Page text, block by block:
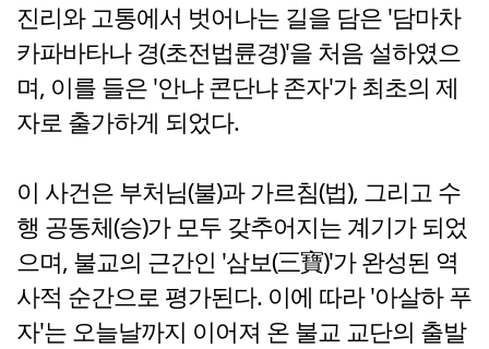
진리와 고통에서 벗어나는 길을 담은 '담마차
카파바타나 경(초전법륜경)'을 처음 설하였으
며, 이를 들은 '안냐 콘단냐 존자'가 최초의 제
자로 출가하게 되었다.
이 사건은 부처님(불)과 가르침(법), 그리고 수
행 공동체(승)가 모두 갖추어지는 계기가 되었
으며, 불교의 근간인 '삼보(三寶)'가 완성된 역
사적 순간으로 평가된다. 이에 따라 '아살하 푸
자'는 오늘날까지 이어져 온 불교 교단의 출발